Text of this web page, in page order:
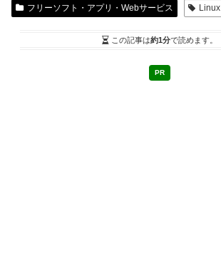
フリーソフト・アプリ・Webサービス Linux
この記事は約1分で読めます。
PR